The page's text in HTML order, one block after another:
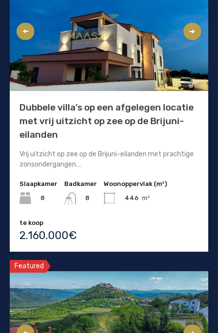
Dubbele villa’s op een afgelegen locatie
met vrij uitzicht op zee op de Brijuni-
eilanden
Vrij uitzicht op zee op de Brijuni-eilanden met prachtige
zonsondergangen.…
Slaapkamer
8
Badkamer
8
Woonoppervlak (m²)
446 m²
te koop
2.160.000€
Featured